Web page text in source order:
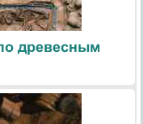
древесным